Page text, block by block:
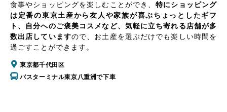
食事やショッピングを楽しむことができ、特にショッピング
は定番の東京土産から友人や家族が喜ぶちょっとしたギフ
ト、自分へのご褒美コスメなど、気軽に立ち寄れる店舗が多
数出店していますので、お土産を選ぶだけでも楽しい時間を
過ごすことができます。
東京都千代田区
バスターミナル東京八重洲で下車